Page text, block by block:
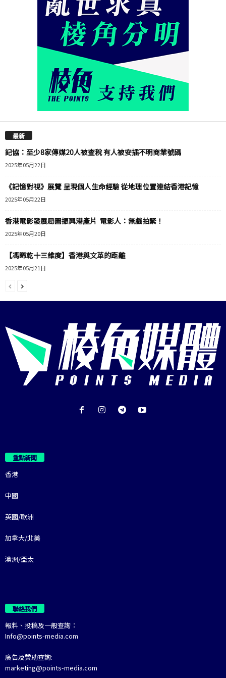
最新
記協：至少8家傳媒20人被查稅 有人被安插不明商業號碼
2025年05月22日
《記憶對視》展覽 呈現個人生命經驗 從地理位置連結香港記憶
2025年05月22日
香港電影發展局圖振興港產片 電影人：無戲拍緊！
2025年05月20日
【馮睎乾十三維度】香港與文革的距離
2025年05月21日
重點新聞
香港
中國
英國/歐洲
加拿大/北美
澳洲/亞太
聯絡我們
報料、投稿及一般查詢：
Info@points-media.com
廣告及贊助查詢:
marketing@points-media.com